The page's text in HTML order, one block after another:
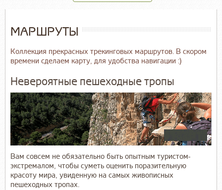
МАРШРУТЫ
Коллекция прекрасных трекинговых маршрутов. В скором
времени сделаем карту, для удобства навигации :)
Невероятные пешеходные тропы
Вам совсем не обязательно быть опытным туристом-
экстремалом, чтобы суметь оценить поразительную
красоту мира, увиденную на самых живописных
пешеходных тропах.